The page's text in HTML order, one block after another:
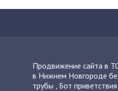
Продвижение сайта в
в Нижнем Новгороде
трубы , Бот